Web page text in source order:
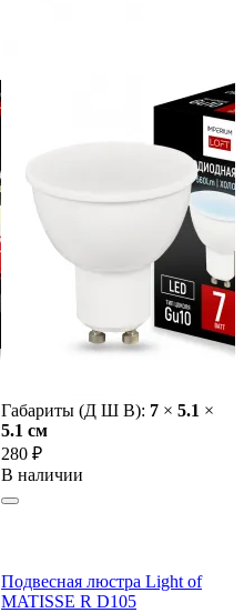
Габариты (Д Ш В): 7 × 5.1 ×
5.1 cм
280 ₽
В наличии
Подвесная люстра Light of
MATISSE R D105